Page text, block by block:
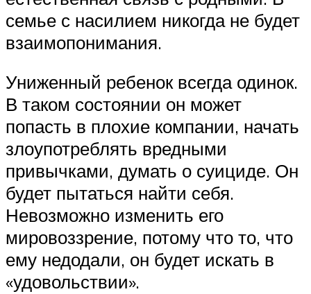
семье с насилием никогда не будет
взаимопонимания.
Униженный ребенок всегда одинок.
В таком состоянии он может
попасть в плохие компании, начать
злоупотреблять вредными
привычками, думать о суициде. Он
будет пытаться найти себя.
Невозможно изменить его
мировоззрение, потому что то, что
ему недодали, он будет искать в
«удовольствии».